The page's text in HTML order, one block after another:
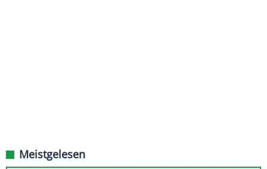
Meistgelesen